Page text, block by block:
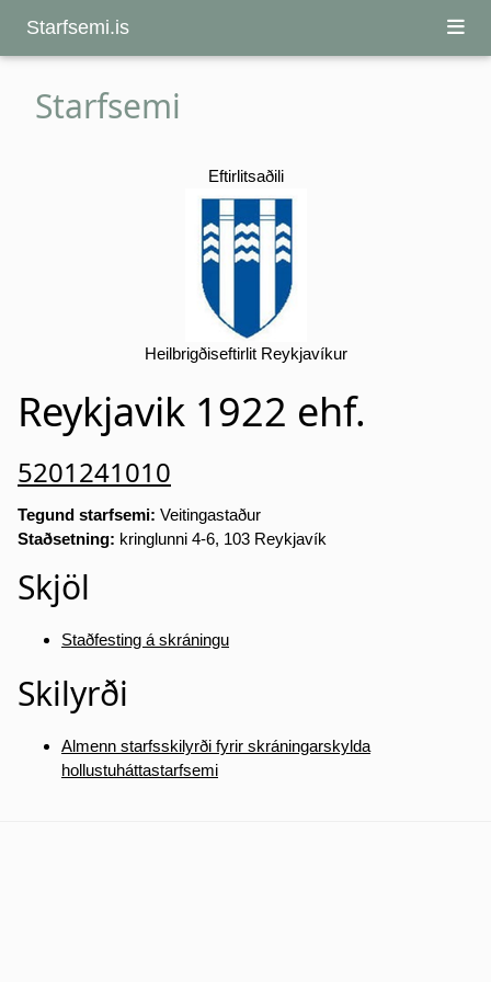
Starfsemi.is
Starfsemi
Eftirlitsaðili
Heilbrigðiseftirlit Reykjavíkur
Reykjavik 1922 ehf.
5201241010
Tegund starfsemi: Veitingastaður
Staðsetning: kringlunni 4-6, 103 Reykjavík
Skjöl
Staðfesting á skráningu
Skilyrði
Almenn starfsskilyrði fyrir skráningarskylda
hollustuháttastarfsemi